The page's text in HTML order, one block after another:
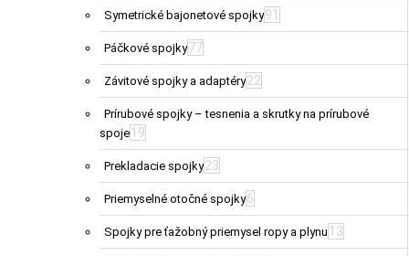
Symetrické bajonetové spojky91
Páčkové spojky77
Závitové spojky a adaptéry22
Prírubové spojky – tesnenia a skrutky na prírubové
spoje 19
Prekladacie spojky23
Priemyselné otočné spojky6
Spojky pre ťažobný priemysel ropy a plynu 13